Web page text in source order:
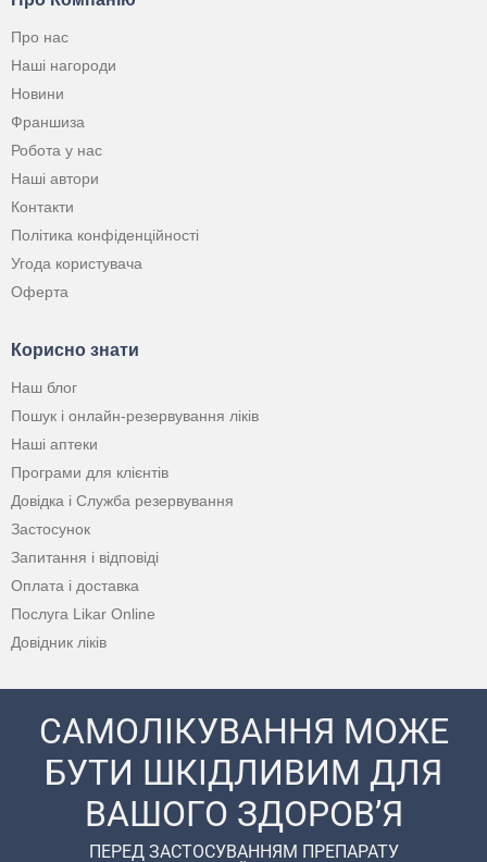
Про нас
Наші нагороди
Новини
Франшиза
Робота у нас
Наші автори
Контакти
Політика конфіденційності
Угода користувача
Оферта
Корисно знати
Наш блог
Пошук і онлайн-резервування ліків
Наші аптеки
Програми для клієнтів
Довідка і Служба резервування
Застосунок
Запитання і відповіді
Оплата і доставка
Послуга Likar Online
Довідник ліків
САМОЛІКУВАННЯ МОЖЕ
БУТИ ШКІДЛИВИМ ДЛЯ
ВАШОГО ЗДОРОВ’Я
ПЕРЕД ЗАСТОСУВАННЯМ ПРЕПАРАТУ